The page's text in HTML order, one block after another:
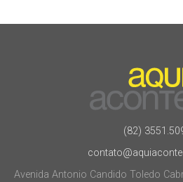
(82)
Avenida Antonio Candido Toledo